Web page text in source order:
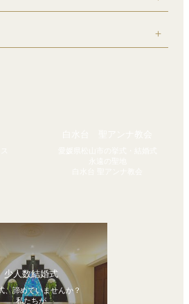
少人数結婚式
、諦めていませんか？
私たちが